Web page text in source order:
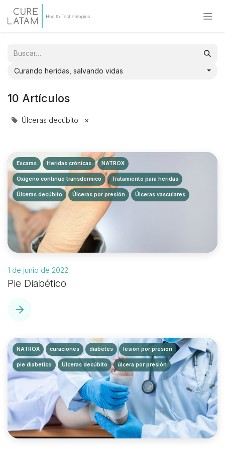
Curando heridas, salvando vidas
10 Artículos
Úlceras decúbito ×
Escaras Heridas crónicas NATROX
Oxígeno continuo transdermico Tratamiento para heridas
Úlceras decúbito Úlceras por presión Úlceras vasculares
1 de junio de 2022
Pie Diabético
NATROX curaciones diabetes lesión por presión
pie diabetico Úlceras decúbito úlcera por presión